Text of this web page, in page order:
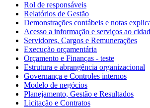
Rol de responsáveis
Relatórios de Gestão
Demonstrações contábeis e notas
Acesso a informação e serviços ao
Servidores, Cargos e Remunerações
Execução orçamentária
Orçamento e Finanças - teste
Estrutura e abrangência organizacional
Governança e Controles internos
Modelo de negócios
Planejamento, Gestão e Resultados
Licitação e Contratos